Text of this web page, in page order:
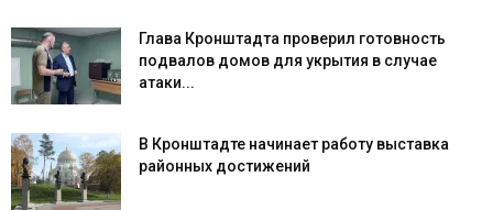
Глава Кронштадта проверил готовность
подвалов домов для укрытия в случае
атаки...
В Кронштадте начинает работу выставка
районных достижений